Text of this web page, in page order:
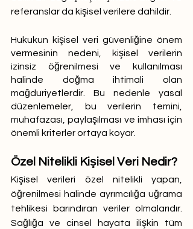
referanslar da kişisel verilere dahildir.
Hukukun kişisel veri güvenliğine önem
vermesinin nedeni, kişisel verilerin
izinsiz öğrenilmesi ve kullanılması
halinde doğma ihtimali olan
mağduriyetlerdir. Bu nedenle yasal
düzenlemeler, bu verilerin temini,
muhafazası, paylaşılması ve imhası için
önemli kriterler ortaya koyar.
Özel Nitelikli Kişisel Veri Nedir?
Kişisel verileri özel nitelikli yapan,
öğrenilmesi halinde ayrımcılığa uğrama
tehlikesi barındıran veriler olmalarıdır.
Sağlığa ve cinsel hayata ilişkin tüm